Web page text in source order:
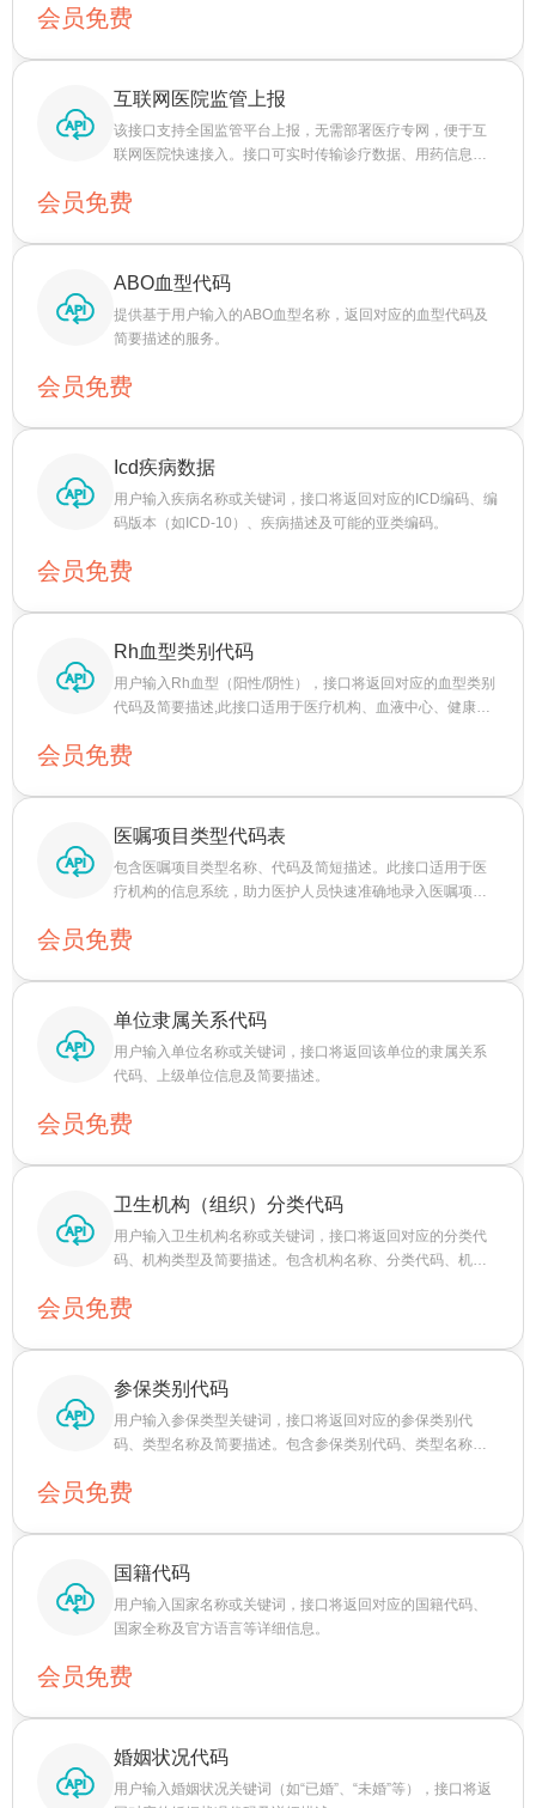
会员免费
互联网医院监管上报
该接口支持全国监管平台上报，无需部署医疗专网，便于互
联网医院快速接入。接口可实时传输诊疗数据、用药信息
配合监管要求，保障医疗安全与质量。
会员免费
ABO血型代码
提供基于用户输入的ABO血型名称，返回对应的血型代码及
简要描述的服务。
会员免费
Icd疾病数据
用户输入疾病名称或关键词，接口将返回对应的ICD编码、编
码版本（如ICD-10）、疾病描述及可能的亚类编码。
会员免费
Rh血型类别代码
用户输入Rh血型（阳性/阴性），接口将返回对应的血型类别
代码及简要描述,此接口适用于医疗机构、血液中心、健康管
配和输血安全性的效率。
会员免费
医嘱项目类型代码表
包含医嘱项目类型名称、代码及简短描述。此接口适用于医
疗机构的信息系统，助力医护人员快速准确地录入医嘱项
快，数据更新及时，确保医嘱项目类型代码的准确性和有效
会员免费
单位隶属关系代码
用户输入单位名称或关键词，接口将返回该单位的隶属关系
代码、上级单位信息及简要描述。
会员免费
卫生机构（组织）分类代码
用户输入卫生机构名称或关键词，接口将返回对应的分类代
码、机构类型及简要描述。包含机构名称、分类代码、机构
用户快速识别卫生机构类型，提升信息管理和数据分析效
会员免费
参保类别代码
用户输入参保类型关键词，接口将返回对应的参保类别代
码、类型名称及简要描述。包含参保类别代码、类型名称等
景，帮助用户快速了解参保类别，提升业务处理效率和准确
会员免费
国籍代码
用户输入国家名称或关键词，接口将返回对应的国籍代码、
国家全称及官方语言等详细信息。
会员免费
婚姻状况代码
用户输入婚姻状况关键词（如“已婚”、“未婚”等），接口将返